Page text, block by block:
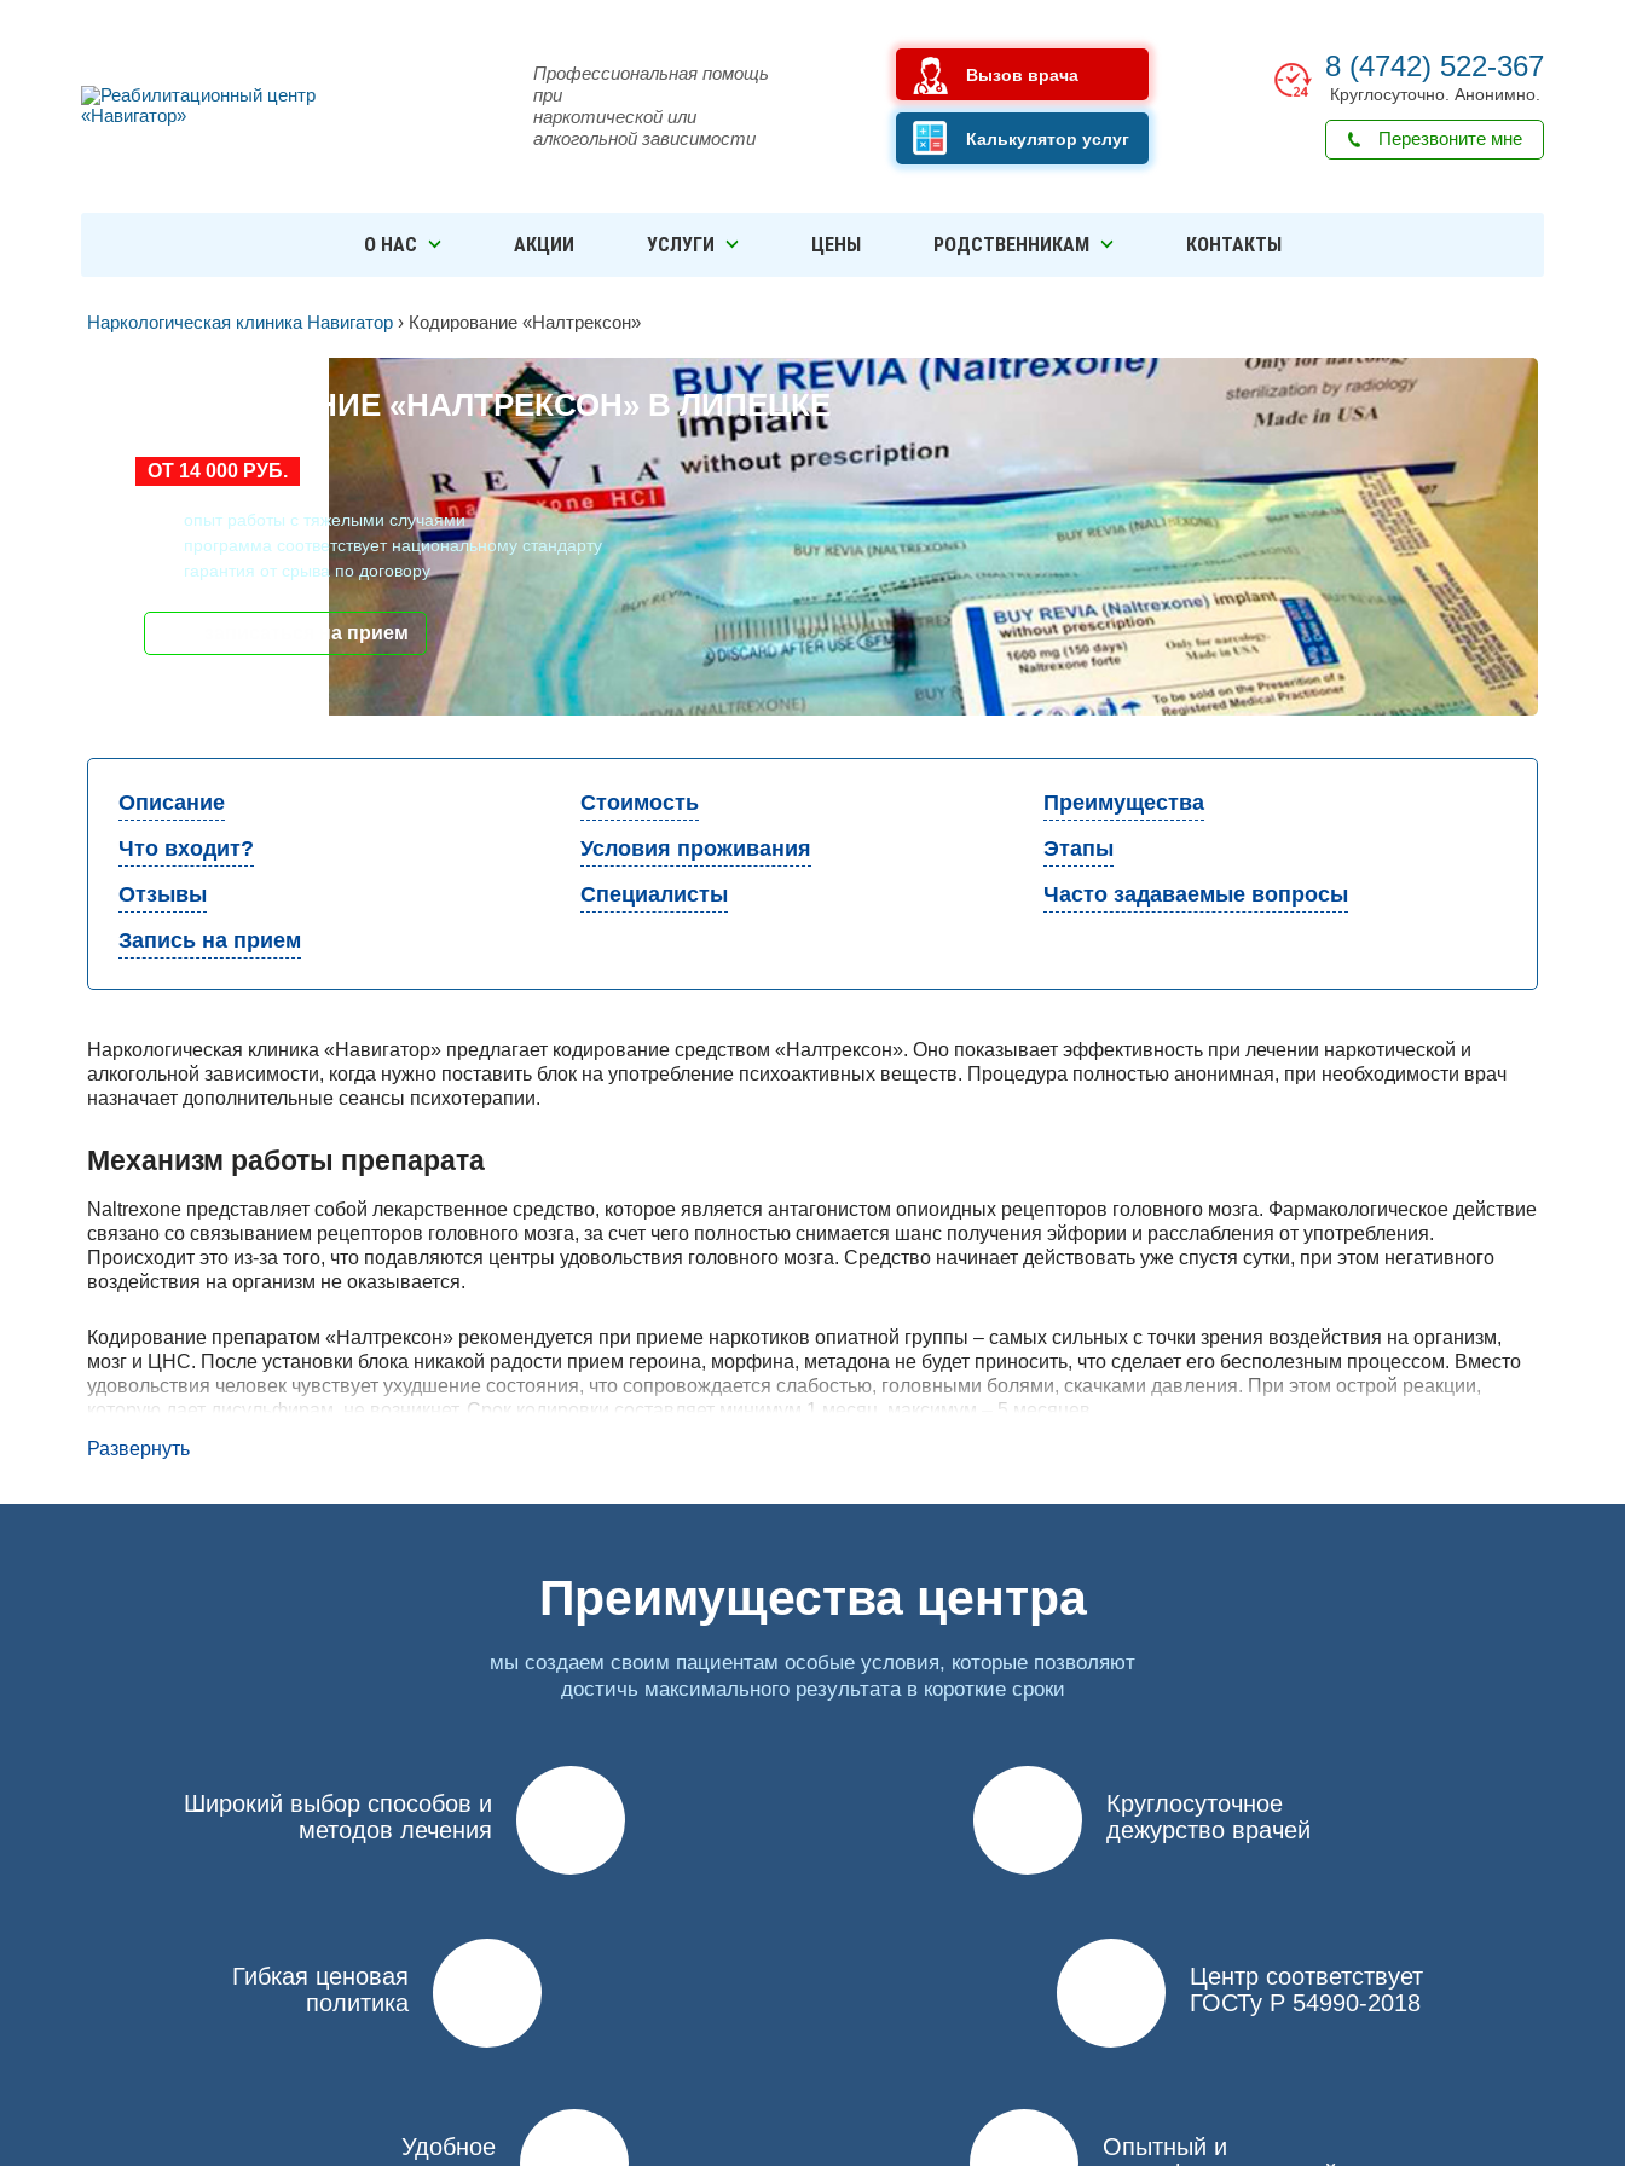
Профессиональная помощь
при
наркотической или
алкогольной зависимости
Вызов врача
Калькулятор услуг
8 (4742) 522-367
Круглосуточно. Анонимно.
Перезвоните мне
О НАС АКЦИИ УСЛУГИ ЦЕНЫ РОДСТВЕННИКАМ КОНТАКТЫ
Наркологическая клиника Навигатор › Кодирование «Налтрексон»
КОДИРОВАНИЕ «НАЛТРЕКСОН» В ЛИПЕЦКЕ
ОТ 14 000 РУБ.
опыт работы с тяжелыми случаями
программа соответствует национальному стандарту
гарантия от срыва по договору
записаться на прием
Описание Стоимость
Преимущества
Что входит?
Условия проживания
Этапы
Отзывы
Специалисты
Часто задаваемые вопросы
Запись на прием
Наркологическая клиника «Навигатор» предлагает кодирование средством «Налтрексон». Оно показывает эффективность при лечении наркотической и
алкогольной зависимости, когда нужно поставить блок на употребление психоактивных веществ. Процедура полностью анонимная, при необходимости врач
назначает дополнительные сеансы психотерапии.
Механизм работы препарата
Naltrexone представляет собой лекарственное средство, которое является антагонистом опиоидных рецепторов головного мозга. Фармакологическое действие
связано со связыванием рецепторов головного мозга, за счет чего полностью снимается шанс получения эйфории и расслабления от употребления.
Происходит это из-за того, что подавляются центры удовольствия головного мозга. Средство начинает действовать уже спустя сутки, при этом негативного
воздействия на организм не оказывается.
Кодирование препаратом «Налтрексон» рекомендуется при приеме наркотиков опиатной группы – самых сильных с точки зрения воздействия на организм,
мозг и ЦНС. После установки блока никакой радости прием героина, морфина, метадона не будет приносить, что сделает его бесполезным процессом. Вместо
удовольствия человек чувствует ухудшение состояния, что сопровождается слабостью, головными болями, скачками давления. При этом острой реакции,
которую дает дисульфирам, не возникнет. Срок кодировки составляет минимум 1 месяц, максимум – 5 месяцев.
До кодирования наши специалисты проведут необходимые обследования и диагностику, чтобы подобрать дозировку и определиться со способом введения
поддерживать чистый образ жизни. Препарат выпускается в виде инъекции или капсулы для подшивания. Также существуют таблетки, но их прием сопряжен
сложностями, так как нужно соблюдать график и не пропускать дозу. Этапы кодирования:
До введения вещества требуется очистка организма от токсинов и продуктов распада наркотиков. Для этого ставится капельница, которая за
короткое время справляется с устранением последствий употребления и признаков интоксикации.
подкожной подшивкой. Капсула вживляется под кожу в условиях стационара, при этом действующее вещество постоянно концентрируется в крови и
производит пролонгированный эффект. Вшивание ампулы проводится в стационаре под наблюдением врача. Длительность действия составляет от 3 месяцев
Развернуть
Преимущества центра
мы создаем своим пациентам особые условия, которые позволяют
достичь максимального результата в короткие сроки
Широкий выбор способов и
методов лечения
Круглосуточное
дежурство врачей
Гибкая ценовая
политика
Центр соответствует
ГОСТу Р 54990-2018
Удобное
Опытный и